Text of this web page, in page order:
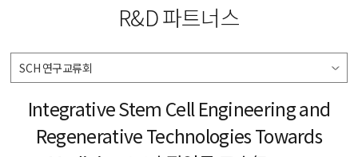
R&D 파트너스
Integrative Stem Cell Engineering and
Regenerative Technologies Towards